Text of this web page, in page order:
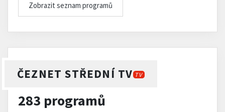
Zobrazit seznam programů
ČEZNET STŘEDNÍ TV TV
283 programů